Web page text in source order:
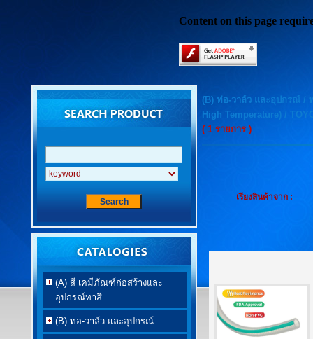
Content on this page
(A) สี เคมีภัณฑ์ก่อสร้างและ
อุปกรณ์ทาสี
(B) ท่อ-วาล์ว และอุปกรณ์
(B) ท่อ-วาล์ว และอุปกรณ์/
High Temperature) /
( 1 รายการ )
เรียงสินค้าจาก :